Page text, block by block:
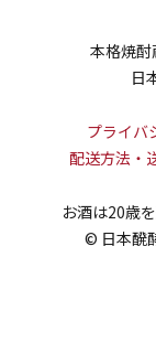
本格焼酎
日
プライバ
配送方法・
お酒は20歳
©︎ 日本醗